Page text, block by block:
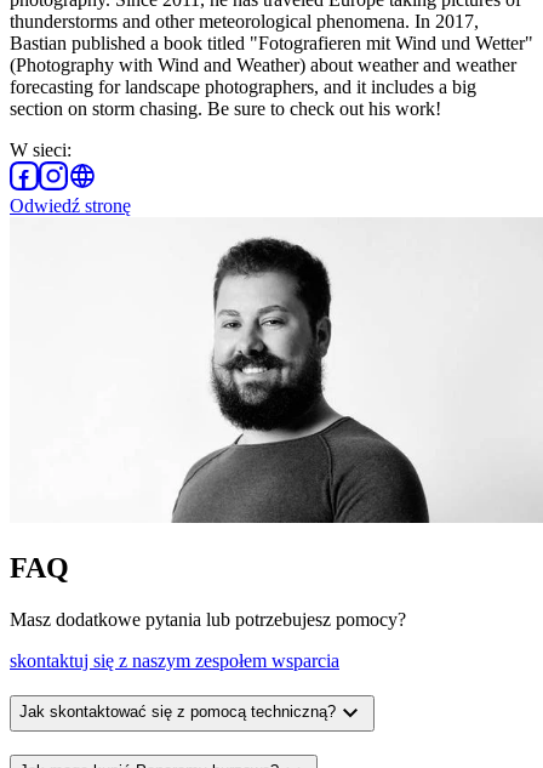
thunderstorms and other meteorological phenomena. In 2017,
Bastian published a book titled "Fotografieren mit Wind und Wetter"
(Photography with Wind and Weather) about weather and weather
forecasting for landscape photographers, and it includes a big
section on storm chasing. Be sure to check out his work!
W sieci:
Odwiedź stronę
FAQ
Masz dodatkowe pytania lub potrzebujesz pomocy?
skontaktuj się z naszym zespołem wsparcia
Jak skontaktować się z pomocą techniczną? expand_more